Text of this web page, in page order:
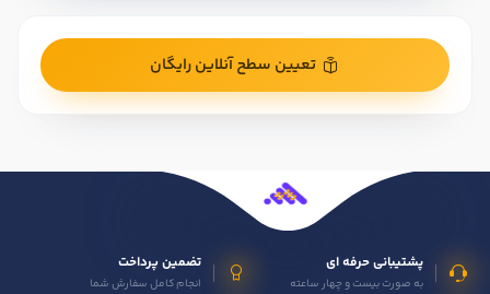
تعیین سطح آنلاین رایگان
پشتیبانی حرفه ای
به صورت بیست و چهار ساعته
تضمین پرداخت
انجام کامل سفارش شما